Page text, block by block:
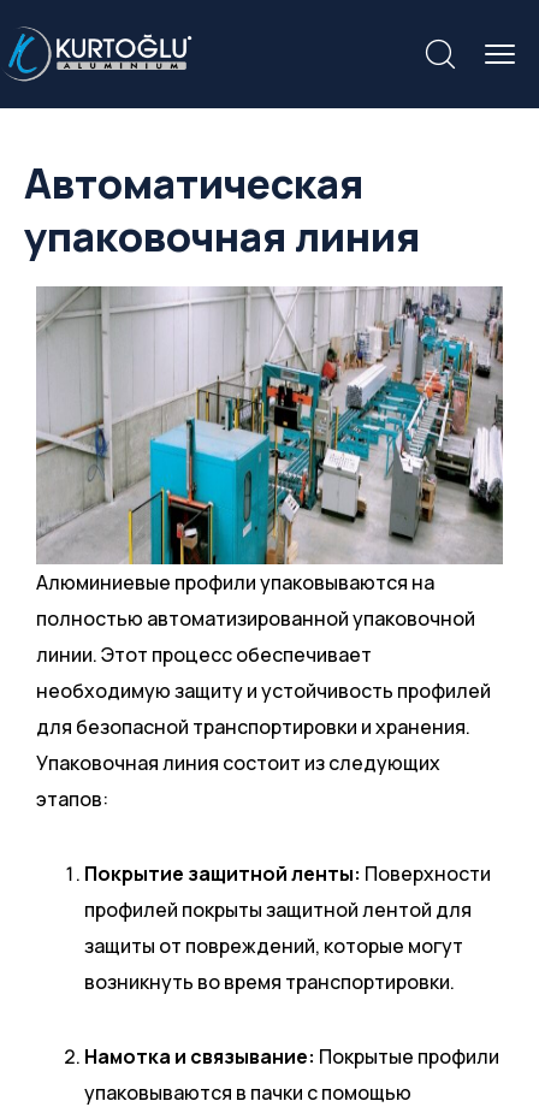
Автоматическая
упаковочная линия
Алюминиевые профили упаковываются на
полностью автоматизированной упаковочной
линии. Этот процесс обеспечивает
необходимую защиту и устойчивость профилей
для безопасной транспортировки и хранения.
Упаковочная линия состоит из следующих
этапов:
Покрытие защитной ленты: Поверхности
профилей покрыты защитной лентой для
защиты от повреждений, которые могут
возникнуть во время транспортировки.
Намотка и связывание: Покрытые профили
упаковываются в пачки с помощью